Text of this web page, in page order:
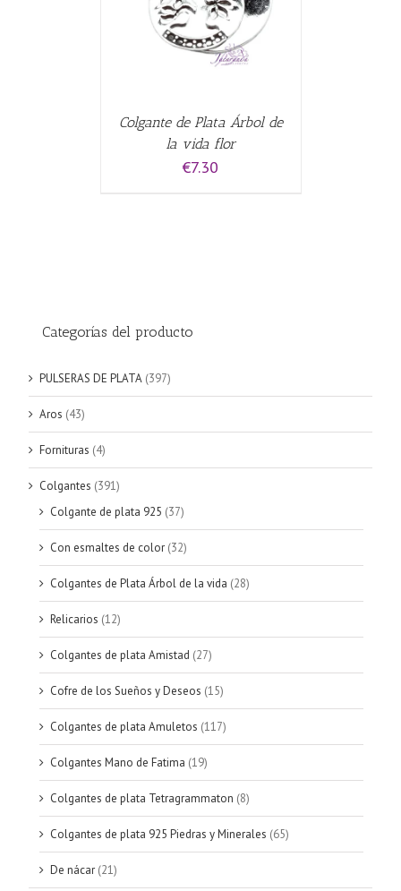
Colgante de Plata Árbol de
la vida flor
€7.30
Categorías del producto
PULSERAS DE PLATA (397)
Aros (43)
Fornituras (4)
Colgantes (391)
Colgante de plata 925 (37)
Con esmaltes de color (32)
Colgantes de Plata Árbol de la vida (28)
Relicarios (12)
Colgantes de plata Amistad (27)
Cofre de los Sueños y Deseos (15)
Colgantes de plata Amuletos (117)
Colgantes Mano de Fatima (19)
Colgantes de plata Tetragrammaton (8)
Colgantes de plata 925 Piedras y Minerales (65)
De nácar (21)